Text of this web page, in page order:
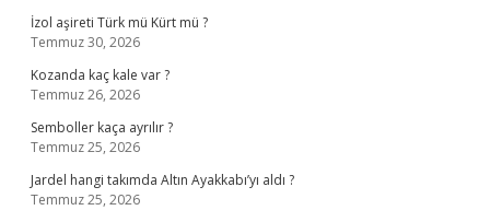
İzol aşireti Türk mü Kürt mü ?
Temmuz 30, 2026
Kozanda kaç kale var ?
Temmuz 26, 2026
Semboller kaça ayrılır ?
Temmuz 25, 2026
Jardel hangi takımda Altın Ayakkabı’yı aldı ?
Temmuz 25, 2026